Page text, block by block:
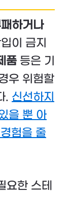
하거나
이 금지
품 등은 기
우 위험할
. 신선하지
을 뿐 아
험을 줄
요한 스테